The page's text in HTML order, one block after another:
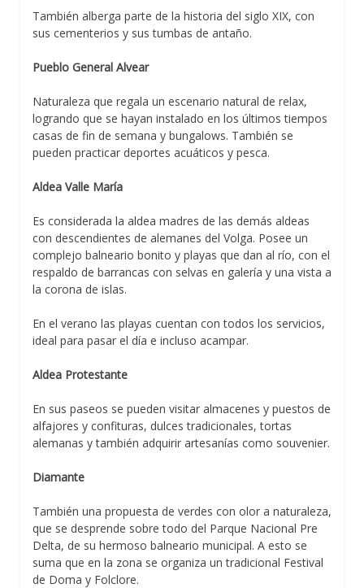
También alberga parte de la historia del siglo XIX, con
sus cementerios y sus tumbas de antaño.
Pueblo General Alvear
Naturaleza que regala un escenario natural de relax,
logrando que se hayan instalado en los últimos tiempos
casas de fin de semana y bungalows. También se
pueden practicar deportes acuáticos y pesca.
Aldea Valle María
Es considerada la aldea madres de las demás aldeas
con descendientes de alemanes del Volga. Posee un
complejo balneario bonito y playas que dan al río, con el
respaldo de barrancas con selvas en galería y una vista a
la corona de islas.
En el verano las playas cuentan con todos los servicios,
ideal para pasar el día e incluso acampar.
Aldea Protestante
En sus paseos se pueden visitar almacenes y puestos de
alfajores y confituras, dulces tradicionales, tortas
alemanas y también adquirir artesanías como souvenier.
Diamante
También una propuesta de verdes con olor a naturaleza,
que se desprende sobre todo del Parque Nacional Pre
Delta, de su hermoso balneario municipal. A esto se
suma que en la zona se organiza un tradicional Festival
de Doma y Folclore.